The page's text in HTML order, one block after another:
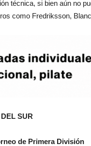
técnica, si bien aún no
como Fredriksson,
SUR
de Primera División